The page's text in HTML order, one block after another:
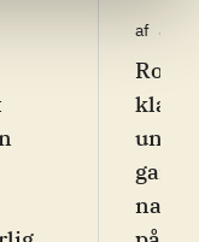
af
unge